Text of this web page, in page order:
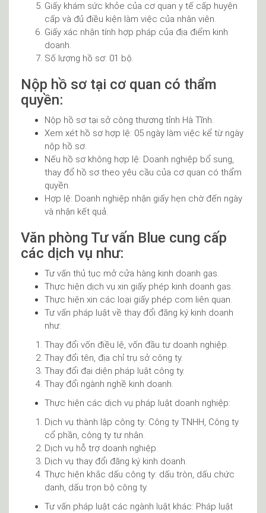
Giấy khám sức khỏe của cơ quan y tế cấp huyện
cấp và đủ điều kiện làm việc của nhân viên.
Giấy xác nhận tính hợp pháp của địa điểm kinh
doanh.
Số lượng hồ sơ: 01 bộ.
Nộp hồ sơ tại cơ quan có thẩm
quyền:
Nộp hồ sơ tại sở công thương tỉnh Hà Tĩnh.
Xem xét hồ sơ hợp lệ: 05 ngày làm việc kể từ ngày
nộp hồ sơ.
Nếu hồ sơ không hợp lệ: Doanh nghiệp bổ sung,
thay đổ hồ sơ theo yêu cầu của cơ quan có thẩm
quyền.
Hợp lệ: Doanh nghiệp nhận giấy hẹn chờ đến ngày
và nhận kết quả.
Văn phòng Tư vấn Blue cung cấp
các dịch vụ như:
Tư vấn thủ tục mở cửa hàng kinh doanh gas.
Thực hiện dịch vụ xin giấy phép kinh doanh gas.
Thực hiện xin các loại giấy phép com liên quan.
Tư vấn pháp luật về thay đổi đăng ký kinh doanh
như:
Thay đổi vốn điều lệ, vốn đầu tư doanh nghiệp.
Thay đổi tên, địa chỉ trụ sở công ty.
Thay đổi đại diện pháp luật công ty.
Thay đổi ngành nghề kinh doanh.
Thực hiện các dịch vụ pháp luật doanh nghiệp:
Dịch vụ thành lập công ty: Công ty TNHH, Công ty
cổ phần, công ty tư nhân.
Dịch vụ hỗ trợ doanh nghiệp.
Dịch vụ thay đổi đăng ký kinh doanh.
Thực hiện khắc dấu công ty: dấu tròn, dấu chức
danh, dấu trọn bộ công ty.
Tư vấn pháp luật các ngành luật khác: Pháp luật